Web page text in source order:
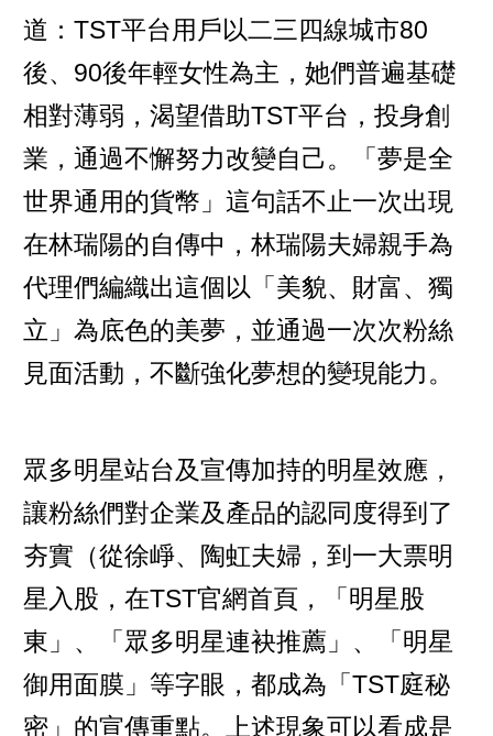
道：TST平台用戶以二三四線城市80
後、90後年輕女性為主，她們普遍基礎
相對薄弱，渴望借助TST平台，投身創
業，通過不懈努力改變自己。「夢是全
世界通用的貨幣」這句話不止一次出現
在林瑞陽的自傳中，林瑞陽夫婦親手為
代理們編織出這個以「美貌、財富、獨
立」為底色的美夢，並通過一次次粉絲
見面活動，不斷強化夢想的變現能力。
眾多明星站台及宣傳加持的明星效應，
讓粉絲們對企業及產品的認同度得到了
夯實（從徐崢、陶虹夫婦，到一大票明
星入股，在TST官網首頁，「明星股
東」、「眾多明星連袂推薦」、「明星
御用面膜」等字眼，都成為「TST庭秘
密」的宣傳重點。上述現象可以看成是